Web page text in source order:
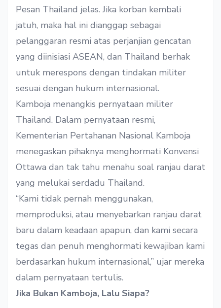
Pesan Thailand jelas. Jika korban kembali
jatuh, maka hal ini dianggap sebagai
pelanggaran resmi atas perjanjian gencatan
yang diinisiasi ASEAN, dan Thailand berhak
untuk merespons dengan tindakan militer
sesuai dengan hukum internasional.
Kamboja menangkis pernyataan militer
Thailand. Dalam pernyataan resmi,
Kementerian Pertahanan Nasional Kamboja
menegaskan pihaknya menghormati Konvensi
Ottawa dan tak tahu menahu soal ranjau darat
yang melukai serdadu Thailand.
“Kami tidak pernah menggunakan,
memproduksi, atau menyebarkan ranjau darat
baru dalam keadaan apapun, dan kami secara
tegas dan penuh menghormati kewajiban kami
berdasarkan hukum internasional,” ujar mereka
dalam pernyataan tertulis.
Jika Bukan Kamboja, Lalu Siapa?